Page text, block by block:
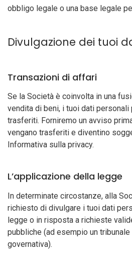
obbligo legale o una base legale
Divulgazione dei tuoi
Transazioni di affari
Se la Società è coinvolta in una
vendita di beni, i tuoi dati
trasferiti. Forniremo un avviso
vengano trasferiti e diventino
Informativa sulla privacy.
L’applicazione della legge
In determinate circostanze, alla
richiesto di divulgare i tuoi dati
legge o in risposta a richieste
pubbliche (ad esempio un tribunale
governativa).